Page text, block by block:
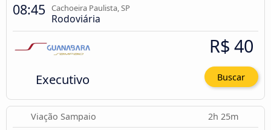
08:45 Cachoeira Paulista, SP
Rodoviária
Executivo
R$ 40
Buscar
Viação Sampaio 2h 25m